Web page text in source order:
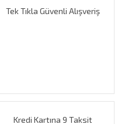
Tek Tıkla Güvenli Alışveriş
Kredi Kartına 9 Taksit